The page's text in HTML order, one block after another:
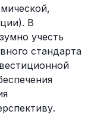
В
учесть
стандарта